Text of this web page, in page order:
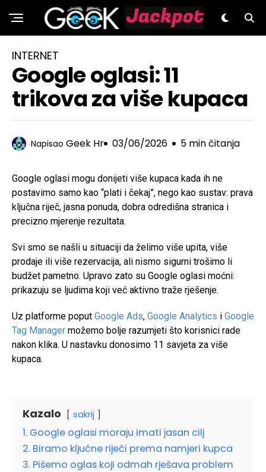
GeeK.hr
INTERNET
Google oglasi: 11
trikova za više kupaca
Napisao Geek Hr 03/06/2026 5 min čitanja
Google oglasi mogu donijeti više kupaca kada ih ne
postavimo samo kao “plati i čekaj”, nego kao sustav: prava
ključna riječ, jasna ponuda, dobra odredišna stranica i
precizno mjerenje rezultata.
Svi smo se našli u situaciji da želimo više upita, više
prodaje ili više rezervacija, ali nismo sigurni trošimo li
budžet pametno. Upravo zato su Google oglasi moćni:
prikazuju se ljudima koji već aktivno traže rješenje.
Uz platforme poput Google Ads, Google Analytics i Google
Tag Manager možemo bolje razumjeti što korisnici rade
nakon klika. U nastavku donosimo 11 savjeta za više
kupaca.
Kazalo sakrij
1. Google oglasi moraju imati jasan cilj
2. Biramo ključne riječi prema namjeri kupca
3. Pišemo oglas koji odmah rješava problem